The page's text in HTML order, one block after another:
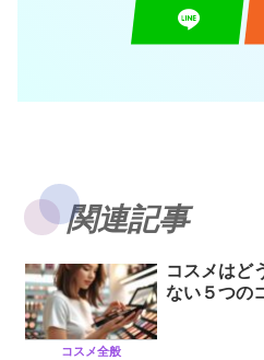
関連記事
コスメ全般
コスメはど
ない５つの